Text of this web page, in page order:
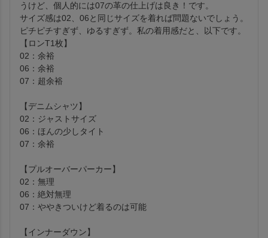
うけど、個人的には07の革の仕上げは良き！です。
サイズ感は02、06と同じサイズを着れば問題ないでしょう。
ピチピチすぎず、ゆるすぎず。私の着用感だと、以下です。
【ロンT1枚】
02：余裕
06：余裕
07：超余裕
【デニムシャツ】
02：ジャストサイズ
06：ほんの少しタイト
07：余裕
【プルオーバーパーカー】
02：無理
06：絶対無理
07：ややきついけど着るのは可能
【インナーダウン】